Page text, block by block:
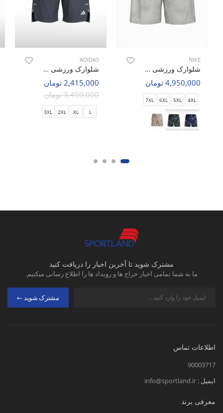
NIKE
شلوارک ورزشی مردانه نایک Nike Titan Flex Over Size M
4,950,000 تومان
4XL
5XL
6XL
7XL
ADIDAS
شلوارک ورزشی مردانه آدیداس Adidas Airon Fit M
2,415,000 تومان
3,450,000 تومان
L
XL
2XL
3XL
مشترک شوید تا آخرین اخبار را دریافت کنید
ما به شما تمامی اخبار حراج ها و رویداد ها را اطلاع رسانی میکنیم.
مشترک شوید
اطلاعات تماس
90003717
ایمیل : info@sportland.ir
معرفی برند